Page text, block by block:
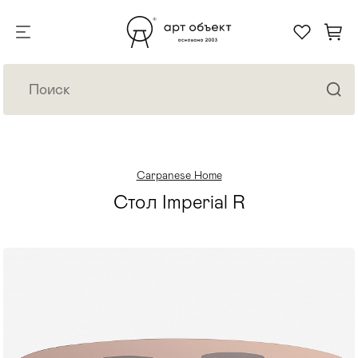
Carpanese Home
Стол Imperial R